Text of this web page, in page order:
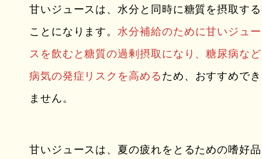
甘いジュースは、水分と同時に糖質を摂取する
ことになります。 水分補給のために甘いジュー
スを飲むと糖質の過剰摂取になり、糖尿病など
病気の発症リスクを高める ため、おすすめでき
ません。
甘いジュースは、夏の疲れをとるための嗜好品